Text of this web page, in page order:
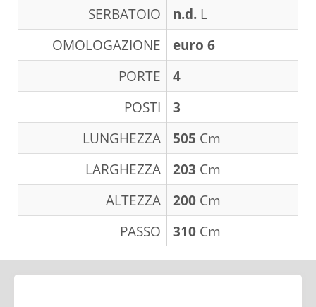
SERBATOIO
n.d. L
OMOLOGAZIONE
euro 6
PORTE
4
POSTI
3
LUNGHEZZA
505 Cm
LARGHEZZA
203 Cm
ALTEZZA
200 Cm
PASSO
310 Cm